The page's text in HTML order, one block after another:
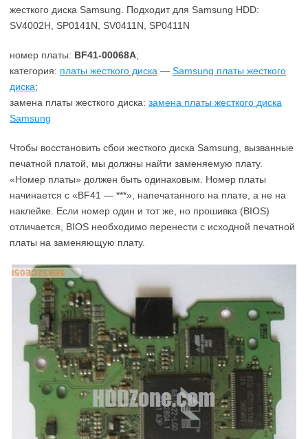
жесткого диска Samsung. Подходит для Samsung HDD:
SV4002H, SP0141N, SV0411N, SP0411N
номер платы: BF41-00068A;
категория: платы жесткого диска — Samsung платы жесткого
диска;
замена платы жесткого диска: замена платы жесткого диска
Samsung
Чтобы восстановить сбои жесткого диска Samsung, вызванные
печатной платой, мы должны найти заменяемую плату.
«Номер платы» должен быть одинаковым. Номер платы
начинается с «BF41 — ***», напечатанного на плате, а не на
наклейке. Если номер один и тот же, но прошивка (BIOS)
отличается, BIOS необходимо перенести с исходной печатной
платы на заменяющую плату.